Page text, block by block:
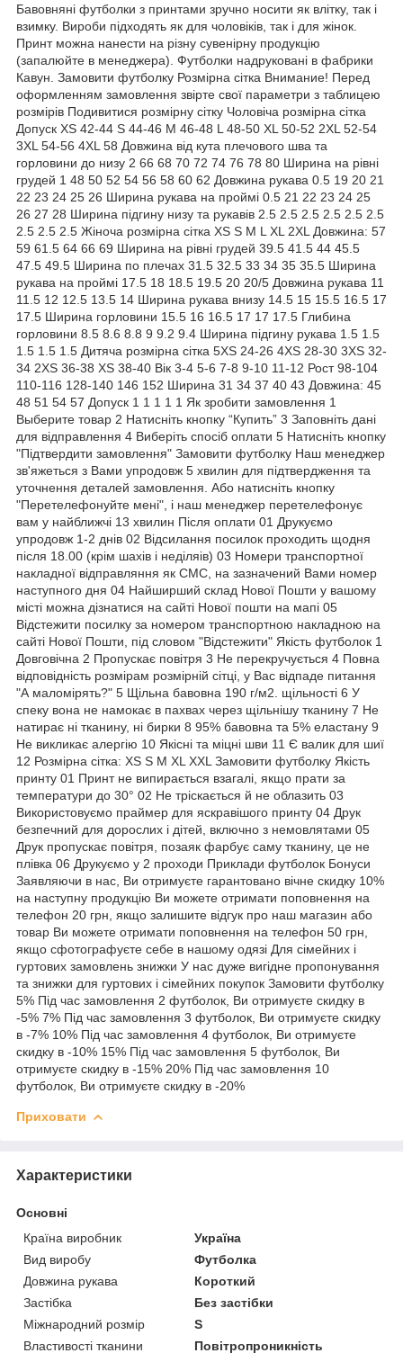
Бавовняні футболки з принтами зручно носити як влітку, так і
взимку. Вироби підходять як для чоловіків, так і для жінок.
Принт можна нанести на різну сувенірну продукцію
(запалюйте в менеджера). Футболки надруковані в фабрики
Кавун. Замовити футболку Розмірна сітка Внимание! Перед
оформленням замовлення звірте свої параметри з таблицею
розмірів Подивитися розмірну сітку Чоловіча розмірна сітка
Допуск XS 42-44 S 44-46 M 46-48 L 48-50 XL 50-52 2XL 52-54
3XL 54-56 4XL 58 Довжина від кута плечового шва та
горловини до низу 2 66 68 70 72 74 76 78 80 Ширина на рівні
грудей 1 48 50 52 54 56 58 60 62 Довжина рукава 0.5 19 20 21
22 23 24 25 26 Ширина рукава на проймі 0.5 21 22 23 24 25
26 27 28 Ширина підгину низу та рукавів 2.5 2.5 2.5 2.5 2.5 2.5
2.5 2.5 2.5 Жіноча розмірна сітка XS S M L XL 2XL Довжина: 57
59 61.5 64 66 69 Ширина на рівні грудей 39.5 41.5 44 45.5
47.5 49.5 Ширина по плечах 31.5 32.5 33 34 35 35.5 Ширина
рукава на проймі 17.5 18 18.5 19.5 20 20/5 Довжина рукава 11
11.5 12 12.5 13.5 14 Ширина рукава внизу 14.5 15 15.5 16.5 17
17.5 Ширина горловини 15.5 16 16.5 17 17 17.5 Глибина
горловини 8.5 8.6 8.8 9 9.2 9.4 Ширина підгину рукава 1.5 1.5
1.5 1.5 1.5 Дитяча розмірна сітка 5XS 24-26 4XS 28-30 3XS 32-
34 2XS 36-38 XS 38-40 Вік 3-4 5-6 7-8 9-10 11-12 Рост 98-104
110-116 128-140 146 152 Ширина 31 34 37 40 43 Довжина: 45
48 51 54 57 Допуск 1 1 1 1 1 Як зробити замовлення 1
Выберите товар 2 Натисніть кнопку “Купить” 3 Заповніть дані
для відправлення 4 Виберіть спосіб оплати 5 Натисніть кнопку
"Підтвердити замовлення" Замовити футболку Наш менеджер
зв'яжеться з Вами упродовж 5 хвилин для підтвердження та
уточнення деталей замовлення. Або натисніть кнопку
"Перетелефонуйте мені", і наш менеджер перетелефонує
вам у найближчі 13 хвилин Після оплати 01 Друкуємо
упродовж 1-2 днів 02 Відсилання посилок проходить щодня
після 18.00 (крім шахів і неділяів) 03 Номери транспортної
накладної відправляння як СМС, на зазначений Вами номер
наступного дня 04 Найширший склад Нової Пошти у вашому
місті можна дізнатися на сайті Нової пошти на мапі 05
Відстежити посилку за номером транспортною накладною на
сайті Нової Пошти, під словом "Відстежити" Якість футболок 1
Довговічна 2 Пропускає повітря 3 Не перекручується 4 Повна
відповідність розмірам розмірній сітці, у Вас відпаде питання
"А маломірять?" 5 Щільна бавовна 190 г/м2. щільності 6 У
спеку вона не намокає в пахвах через щільнішу тканину 7 Не
натирає ні тканину, ні бирки 8 95% бавовна та 5% еластану 9
Не викликає алергію 10 Якісні та міцні шви 11 Є валик для шиї
12 Розмірна сітка: XS S M XL XXL Замовити футболку Якість
принту 01 Принт не випирається взагалі, якщо прати за
температури до 30° 02 Не тріскається й не облазить 03
Використовуємо праймер для яскравішого принту 04 Друк
безпечний для дорослих і дітей, включно з немовлятами 05
Друк пропускає повітря, позаяк фарбує саму тканину, це не
плівка 06 Друкуємо у 2 проходи Приклади футболок Бонуси
Заявляючи в нас, Ви отримуєте гарантовано вічне скидку 10%
на наступну продукцію Ви можете отримати поповнення на
телефон 20 грн, якщо залишите відгук про наш магазин або
товар Ви можете отримати поповнення на телефон 50 грн,
якщо сфотографуєте себе в нашому одязі Для сімейних і
гуртових замовлень знижки У нас дуже вигідне пропонування
та знижки для гуртових і сімейних покупок Замовити футболку
5% Під час замовлення 2 футболок, Ви отримуєте скидку в
-5% 7% Під час замовлення 3 футболок, Ви отримуєте скидку
в -7% 10% Під час замовлення 4 футболок, Ви отримуєте
скидку в -10% 15% Під час замовлення 5 футболок, Ви
отримуєте скидку в -15% 20% Під час замовлення 10
футболок, Ви отримуєте скидку в -20%
Приховати
Характеристики
Основні
Країна виробник
Україна
Вид виробу
Футболка
Довжина рукава
Короткий
Застібка
Без застібки
Міжнародний розмір
S
Властивості тканини
Повітропроникність